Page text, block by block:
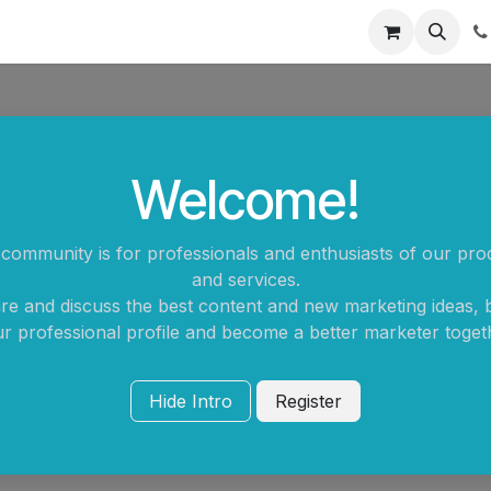
Abix As A Service
Welcome!
is for professionals and enthusiasts of our
and services.
and discuss the best content and new marketing ideas,
professional profile and become a better marketer
Hide Intro Register